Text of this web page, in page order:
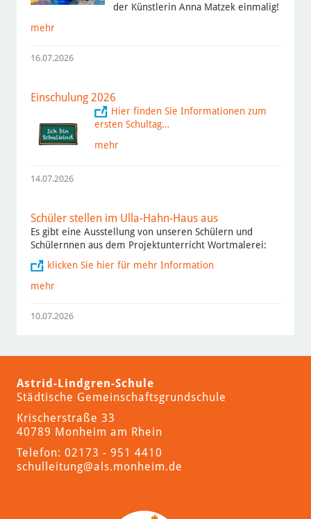
der Künstlerin Anna Matzek einmalig!
mehr
16.07.2026
Einschulung 2026
Hier finden Sie Informationen zum
ersten Schultag…
mehr
14.07.2026
Schüler stellen im Ulla-Hahn-Haus aus
Es gibt eine Ausstellung von unseren Schülern und
Schülernnen aus dem Projektunterricht Wortmalerei:
klicken Sie hier für mehr Information
mehr
10.07.2026
Astrid-Lindgren-Schule
Städtische Gemeinschaftsgrundschule
Krischerstraße 33
40789 Monheim am Rhein
Telefon: 02173 - 951 4410
schulleitung@als.monheim.de